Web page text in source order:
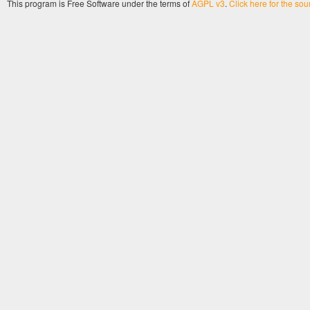
This program is Free Software under the terms ofAGPL v3. Click here for the